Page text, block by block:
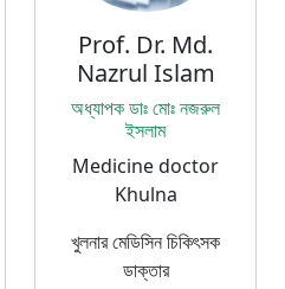
Prof. Dr. Md.
Nazrul Islam
অধ্যাপক ডাঃ মোঃ নজরুল
ইসলাম
Medicine doctor
Khulna
খুলনার মেডিসিন চিকিৎসক
ডাক্তার